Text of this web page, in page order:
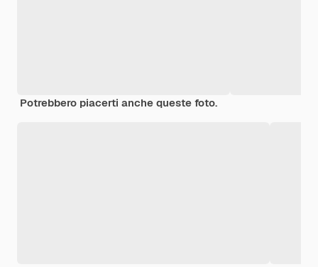
Potrebbero piacerti anche queste foto.